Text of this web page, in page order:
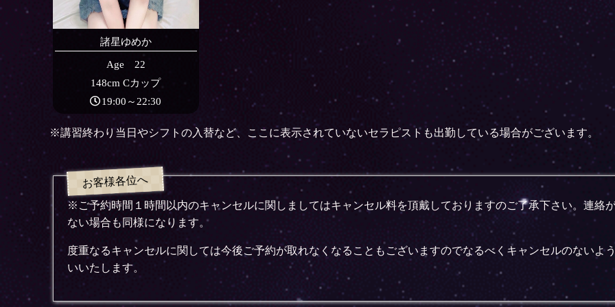
諸星ゆめか
Age 22
148cm Cカップ
19:00～22:30
※講習終わり当日やシフトの入替など、ここに表示されていないセラピストも出勤している場合がございます。
※ご予約時間１時間以内のキャンセルに関しましてはキャンセル料を頂戴しておりますのご了承下さい。連絡
ない場合も同様になります。
度重なるキャンセルに関しては今後ご予約が取れなくなることもございますのでなるべくキャンセルのないよ
いいたします。